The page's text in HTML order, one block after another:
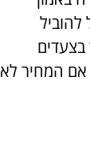
בצעדים
אם המחיר לא